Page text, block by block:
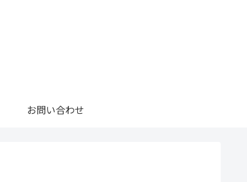
お問い合わせ